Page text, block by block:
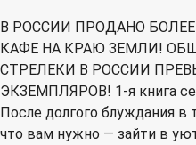
В РОССИИ ПРОДАНО
КАФЕ НА КРАЮ ЗЕМЛИ!
СТРЕЛЕКИ В РОССИИ
ЭКЗЕМПЛЯРОВ! 1-я книга
После долгого блуждания в
что вам нужно — зайти в